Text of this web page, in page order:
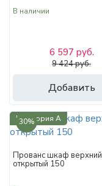
В наличии
Добавить
6 597 руб.
9 424 руб.
Категория А
30%
Прованс шкаф верхний
открытый 150